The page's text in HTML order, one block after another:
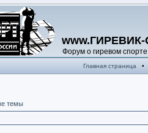
Форум о гиревом спорте
Главная страница •
темы